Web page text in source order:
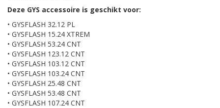
Deze GYS accessoire is geschikt voor:
• GYSFLASH 32.12 PL
• GYSFLASH 15.24 XTREM
• GYSFLASH 53.24 CNT
• GYSFLASH 123.12 CNT
• GYSFLASH 103.12 CNT
• GYSFLASH 103.24 CNT
• GYSFLASH 25.48 CNT
• GYSFLASH 53.48 CNT
• GYSFLASH 107.24 CNT